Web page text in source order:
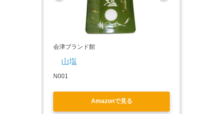
会津ブランド館
山塩
N001
Amazonで見る